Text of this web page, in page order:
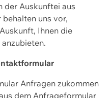
der Auskunftei aus
uns vor,
Ihnen die
Anfragen zukommen
dem Anfrageformular